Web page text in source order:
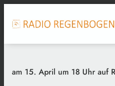
am 15. April um 18 Uhr auf